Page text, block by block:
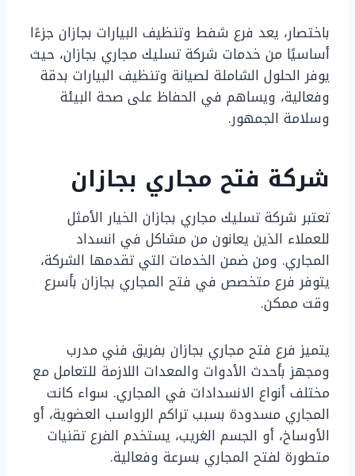
باختصار، يعد فرع شفط وتنظيف البيارات بجازان جزءًا
أساسيًا من خدمات شركة تسليك مجاري بجازان، حيث
يوفر الحلول الشاملة لصيانة وتنظيف البيارات بدقة
وفعالية، ويساهم في الحفاظ على صحة البيئة
وسلامة الجمهور.
شركة فتح مجاري بجازان
تعتبر شركة تسليك مجاري بجازان الخيار الأمثل
للعملاء الذين يعانون من مشاكل في انسداد
المجاري. ومن ضمن الخدمات التي تقدمها الشركة،
يتوفر فرع متخصص في فتح المجاري بجازان بأسرع
وقت ممكن.
يتميز فرع فتح مجاري بجازان بفريق فني مدرب
ومجهز بأحدث الأدوات والمعدات اللازمة للتعامل مع
مختلف أنواع الانسدادات في المجاري. سواء كانت
المجاري مسدودة بسبب تراكم الرواسب العضوية، أو
الأوساخ، أو الجسم الغريب، يستخدم الفرع تقنيات
متطورة لفتح المجاري بسرعة وفعالية.